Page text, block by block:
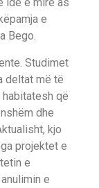
ide e mirë as
e
Bego.
Studimet
deltat më të
habitatesh që
dhe
kjo
projektet e
e
e